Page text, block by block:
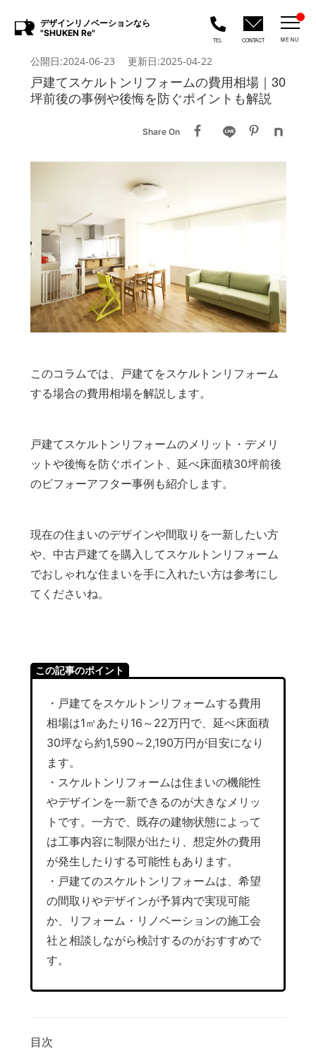
デザインリノベーションなら
"SHUKEN Re"
TEL CONTACT MENU
公開日:2024-06-23 更新日:2025-04-22
戸建てスケルトンリフォームの費用相場｜30
坪前後の事例や後悔を防ぐポイントも解説
Share On
このコラムでは、戸建てをスケルトンリフォーム
する場合の費用相場を解説します。
戸建てスケルトンリフォームのメリット・デメリ
ットや後悔を防ぐポイント、延べ床面積30坪前後
のビフォーアフター事例も紹介します。
現在の住まいのデザインや間取りを一新したい方
や、中古戸建てを購入してスケルトンリフォーム
でおしゃれな住まいを手に入れたい方は参考にし
てくださいね。
この記事のポイント
・戸建てをスケルトンリフォームする費用
相場は1㎡あたり16～22万円で、延べ床面積
30坪なら約1,590～2,190万円が目安になり
ます。
・スケルトンリフォームは住まいの機能性
やデザインを一新できるのが大きなメリッ
トです。一方で、既存の建物状態によって
は工事内容に制限が出たり、想定外の費用
が発生したりする可能性もあります。
・戸建てのスケルトンリフォームは、希望
の間取りやデザインが予算内で実現可能
か、リフォーム・リノベーションの施工会
社と相談しながら検討するのがおすすめで
す。
目次